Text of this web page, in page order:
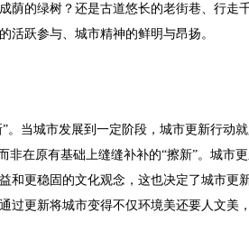
荫的绿树？还是古道悠长的老街巷、行走
活跃参与、城市精神的鲜明与昂扬。
。当城市发展到一定阶段，城市更新行动
在原有基础上缝缝补补的“擦新”。城市
和更稳固的文化观念，这也决定了城市更
过更新将城市变得不仅环境美还要人文美